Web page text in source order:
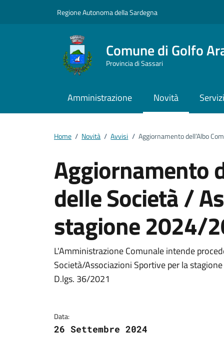
Regione Autonoma della Sardegna
Comune di Golfo
Provincia di Sassari
Amministrazione Novità
Home / Novità / Avvisi / Aggiornamento dell’Albo
Aggiornamento
delle Società /
stagione 2024/
Dettagli della
L'Amministrazione Comunale intende
Società/Associazioni Sportive per la
D.lgs. 36/2021
Data:
26 Settembre 2024